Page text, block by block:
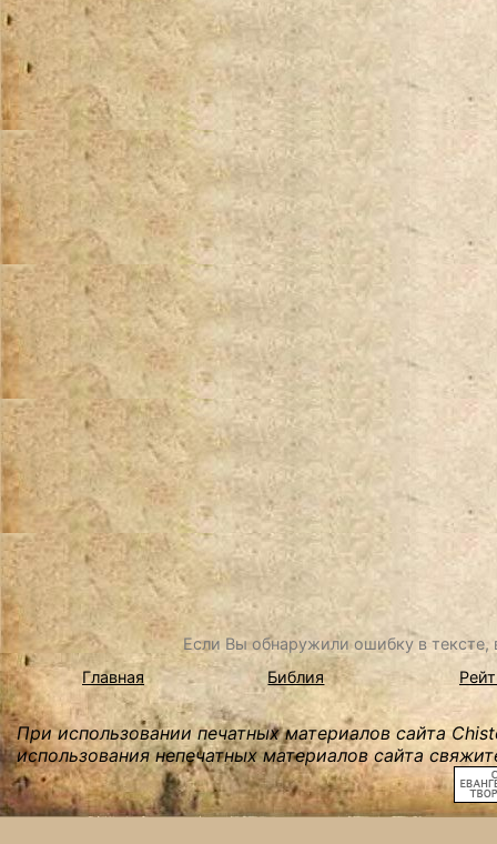
Если Вы обнаружили ошибку в
Главная
Библия
При использовании печатных материалов сайта
использования непечатных материалов сайта